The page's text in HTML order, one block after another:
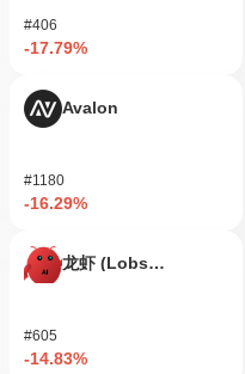
#406
-17.79%
Avalon
#1180
-16.29%
龙虾 (Lobster)
#605
-14.83%